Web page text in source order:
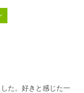
た。好きと感じた一